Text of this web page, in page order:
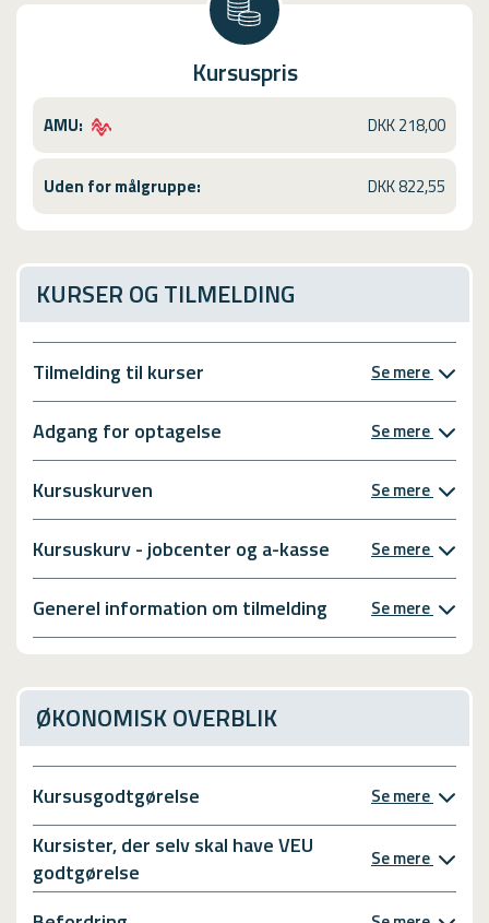
Kursuspris
AMU: DKK 218,00
Uden for målgruppe: DKK 822,55
KURSER OG TILMELDING
Tilmelding til kurser Se mere
Adgang for optagelse Se mere
Kursuskurven Se mere
Kursuskurv - jobcenter og a-kasse Se mere
Generel information om tilmelding Se mere
ØKONOMISK OVERBLIK
Kursusgodtgørelse Se mere
Kursister, der selv skal have VEU
godtgørelse
Se mere